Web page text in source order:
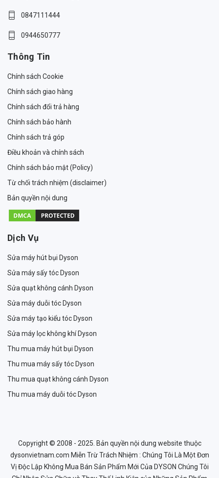
0847111444
0944650777
Thông Tin
Chính sách Cookie
Chính sách giao hàng
Chính sách đổi trả hàng
Chính sách bảo hành
Chính sách trả góp
Điều khoản và chính sách
Chính sách bảo mật (Policy)
Từ chối trách nhiệm (disclaimer)
Bản quyền nội dung
Dịch Vụ
Sửa máy hút bụi Dyson
Sửa máy sấy tóc Dyson
Sửa quạt không cánh Dyson
Sửa máy duỗi tóc Dyson
Sửa máy tạo kiểu tóc Dyson
Sửa máy lọc không khí Dyson
Thu mua máy hút bụi Dyson
Thu mua máy sấy tóc Dyson
Thu mua quạt không cánh Dyson
Thu mua máy duỗi tóc Dyson
Copyright © 2008 - 2025. Bản quyền nội dung website thuộc
dysonvietnam.com Miễn Trừ Trách Nhiệm : Chúng Tôi Là Một Đơn
Vị Độc Lập Không Mua Bán Sản Phẩm Mới Của DYSON Chúng Tôi